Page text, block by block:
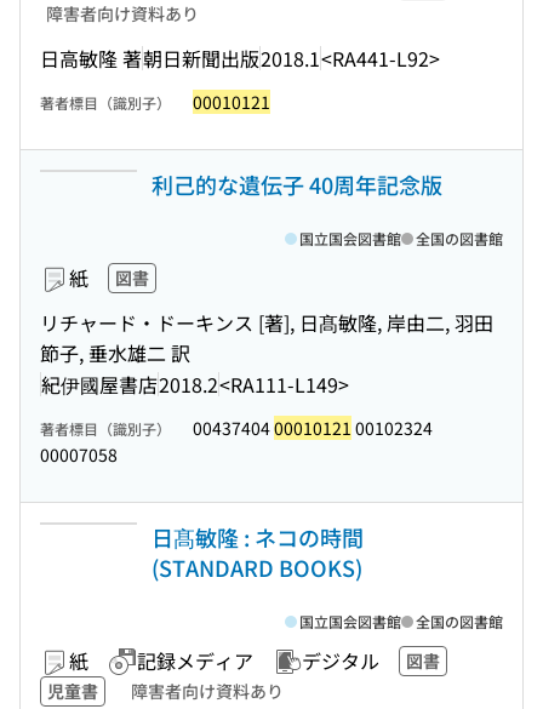
障害者向け資料あり
日高敏隆 著朝日新聞出版2018.1<RA441-L92>
著者標目（識別子） 00010121
利己的な遺伝子 40周年記念版
紙 図書
リチャード・ドーキンス [著], 日髙敏隆, 岸由二, 羽田
節子, 垂水雄二 訳
紀伊國屋書店2018.2<RA111-L149>
国立国会図書館 全国の図書館
著者標目（識別子） 0043740400010121 00102324
00007058
日髙敏隆 : ネコの時間
(STANDARD BOOKS)
紙 記録メディア デジタル
図書
児童書
障害者向け資料あり
国立国会図書館 全国の図書館